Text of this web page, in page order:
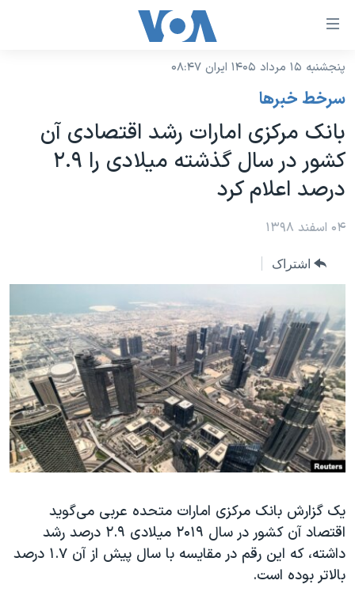
لینکهای
دسترسی
جهش
محتوای
اصلی
جهش
صفحه
جهش
به
جستجو
نسخه سبک وب‌سایت
موضوع ها
ایران
آمریکا
جهان
ورزشی
گزیده‌ها
ویژه برنامه‌ها
ویدیوها
فرهنگ و زندگی
حقوق شهروندی
اقتصادی
علم و فناوری
گالری عکس
آرشیو پخش زنده
برنامه های تلویزیونی
جدول برنامه ها
صفحه‌های ویژه
جام جهانی ۲۰۲۶
عملیات خشم حماسی
۲۵۰سالگی آمریکا
بایگانی برنامه‌های تلویزیونی
مستندها
انتخابات ریاست جمهوری آمریکا ۲۰۲۴
حمله جمهوری اسلامی به اسرائیل
رمز مهسا
اعتراضات زن، زندگی، آزادی
مجموعه مستندهای دادخواهی
تریبونال مردمی آبان ۹۸
فرکانس‌های صدای آمریکا
پخش رادیویی
یادگیری زبان انگلیسی
دنبال کنید
زبانهای مختلف
پنجشنبه ۱۵ مرداد ۱۴۰۵ ایران ۰۸:۴۷
سرخط خبرها
بانک مرکزی امارات رشد اقتصادی آن
کشور در سال گذشته میلادی را ۲.۹
درصد اعلام کرد
۰۴ اسفند ۱۳۹۸
اشتراک
یک گزارش بانک مرکزی امارات متحده عربی می‌گوید
اقتصاد آن کشور در سال ۲۰۱۹ میلادی ۲.۹ درصد رشد
داشته، که این رقم در مقایسه با سال پیش از آن ۱.۷ درصد
بالاتر بوده است.